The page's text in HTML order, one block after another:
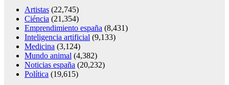
Artistas (22,745)
Ciéncia (21,354)
Emprendimiento españa (8,431)
Inteligencia artificial (9,133)
Medicina (3,124)
Mundo animal (4,382)
Noticias españa (20,232)
Política (19,615)